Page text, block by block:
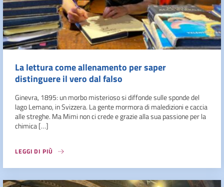
La lettura come allenamento per saper
distinguere il vero dal falso
Ginevra, 1895: un morbo misterioso si diffonde sulle sponde del
lago Lemano, in Svizzera. La gente mormora di maledizioni e caccia
alle streghe. Ma Mimi non ci crede e grazie alla sua passione per la
chimica […]
LEGGI DI PIÙ